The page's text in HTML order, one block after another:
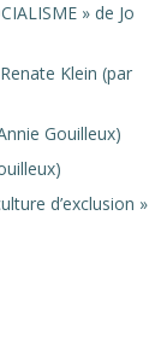
» de Jo
Klein (par
Gouilleux)
d’exclusion »